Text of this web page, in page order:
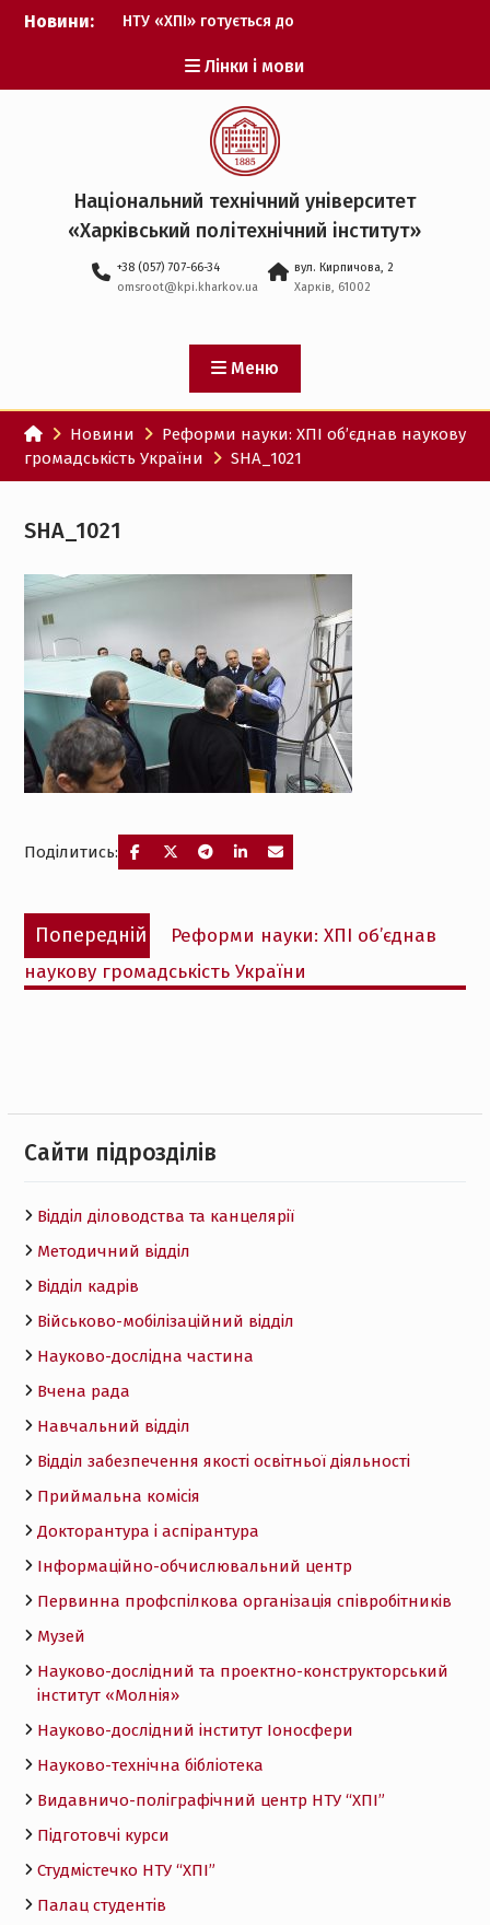
Перейти
Новини:
НТУ «ХПІ» готується до
Музичні таланти ХПІ
запрошуються на
Всеукраїнський
фестиваль «Червона
рута – 2027»
ХПІ уклав угоду про
партнерство з ДержНДІ
технологій кібербезпеки
Головнокомандувачем
Збройних Сил України
участю ХПІ обговорили
перспективи українсько-
іспанського
технологічного
партнерства
Лінки і мови
Національний технічний університет
«Харківський політехнічний iнститут»
+38 (057) 707-66-34
omsroot@kpi.kharkov.ua
вул. Кирпичова, 2
Харків, 61002
Меню
Новини
Реформи науки: ХПІ об’єднав наукову
громадськість України
SHA_1021
SHA_1021
Поділитись:
Навігація
записів
Попередній
Попередній
запис:
Реформи науки: ХПІ об’єднав
наукову громадськість України
Cайти підрозділів
Відділ діловодства та канцелярії
Методичний відділ
Відділ кадрів
Військово-мобілізаційний відділ
Науково-дослідна частина
Вчена рада
Навчальний відділ
Відділ забезпечення якості освітньої діяльності
Приймальна комісія
Докторантура і аспірантура
Інформаційно-обчислювальний центр
Первинна профспілкова організація співробітників
Музей
Науково-дослідний та проектно-конструкторський
інститут «Молнія»
Науково-дослідний інститут Іоносфери
Науково-технічна бібліотека
Видавничо-поліграфічний центр НТУ “ХПІ”
Підготовчі курси
Студмістечко НТУ “ХПІ”
Палац студентів